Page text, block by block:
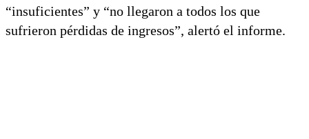
“insuficientes” y “no llegaron a todos los que
sufrieron pérdidas de ingresos”, alertó el informe.